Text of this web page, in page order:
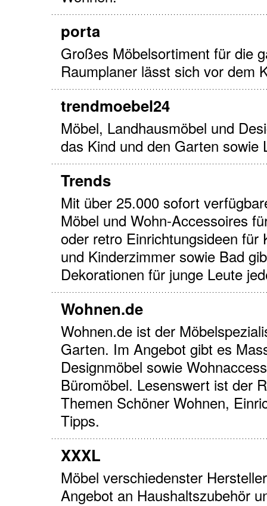
porta
Großes Möbelsortiment für die
Raumplaner lässt sich vor dem
trendmoebel24
Möbel, Landhausmöbel und
das Kind und den Garten sowie
Trends
Mit über 25.000 sofort
Möbel und Wohn-Accessoires
oder retro Einrichtungsideen
und Kinderzimmer sowie Bad
Dekorationen für junge Leute
Wohnen.de
Wohnen.de ist der
Garten. Im Angebot gibt es
Designmöbel sowie
Büromöbel. Lesenswert ist der
Themen Schöner Wohnen,
Tipps.
XXXL
Möbel verschiedenster
Angebot an Haushaltszubehör